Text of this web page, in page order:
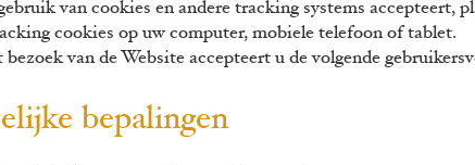
van cookies en andere tracking systems accepteert,
cookies op uw computer, mobiele telefoon of tablet.
van de Website accepteert u de volgende
bepalingen